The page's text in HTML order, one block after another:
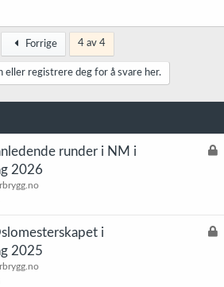
Forrige 4 av 4
eller registrere deg for å svare her.
L
runder i NM i
2026
L
i
2025